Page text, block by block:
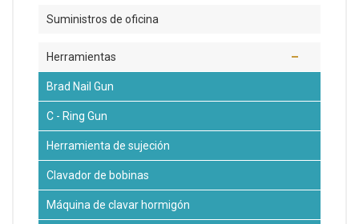
Suministros de oficina
Herramientas
Brad Nail Gun
C - Ring Gun
Herramienta de sujeción
Clavador de bobinas
Máquina de clavar hormigón